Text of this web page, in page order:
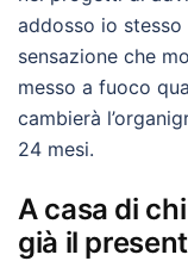
addosso io
sensazione che
messo a fuoco
cambierà
24 mesi.
A casa di
già il